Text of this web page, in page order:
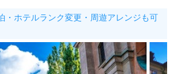
ホテルランク変更・周遊アレンジも可